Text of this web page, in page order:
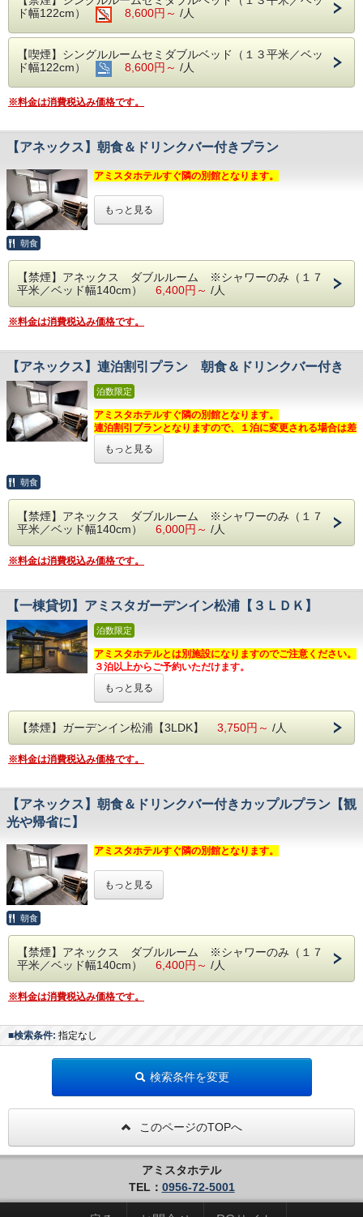
アルコール自販機、おつまみ自販機
【 ２００タイトル以上の映画やドラマが見放題 】
通常１,０００円のところ
全室無料開放中♪
テレビで Youtube の視聴ができ、スマホとのミラーリング
も可能！
【 無料貸出品（数に限り有） 】
携帯・スマホ充電器、アイロン、アイロン台、
ズボンプレッサー、洗濯物干し、追加ハンガー、
当ホテル横に平地の駐車場をご準備しております。
利用料無料！（中型車以上は必ずご連絡ください）
（2.4Ghz には対応しておりません。）
ー、お風呂あがりのジュース、お持ち込みいただいたご夕食
利用ください。
ご提供時間 15:00～22:00
湯沸かしポット、冷蔵庫（空）、ドライヤー、
加湿機能付き空気清浄機、セーフティボックス（金庫）
USBポート付き電源タップ、
ハブラシ、スリッパ、ボディソープ、リンスインシャンプ
ー、人気の部屋着
≫その他、フロントに豊富なフリーアメニティを設置♪
美容液、化粧水、洗顔料、綿棒、入浴剤
【 うれしい館内設備 】
２４時間稼働のコインランドリー
ミネラルウォーターサーバー
アルコール自販機、おつまみ自販機
【 ２００タイトル以上の映画やドラマが見放題 】
通常１,０００円のところ全室無料開放中♪
テレビで Youtube の視聴ができ、スマホとのミラーリング
も可能！
【 無料貸出品（数に限り有） 】
まくら交換サービス、ローデスク（ベッド用パソコンテーブ
携帯・スマホ充電器、アイロン、アイロン台、
当ホテル横に平地の駐車場をご準備しております。
利用料無料！（中型車以上は必ずご連絡ください）
【 インターネット 】
（2.4Ghz には対応しておりません。）
○２００タイトル以上の映画やドラマが見放題
○テレビでYoutube、スマホのミラーリング可
○７８台収容の大型駐車場＆バイク駐車場（３台まで）が無
料
【 朝食バイキング無料サービス 】
パンやごはんをはじめ、数々のおかず、朝カレー、シリアル
メニューなどをご用意しております。 そのほか、スープバ
ュジュース、青汁や牛乳）も無料サービスです。
ドリンクバーは 10:00 まで
【 ドリンク＆スープバーサービス 】
★2024/9/1 新サービス！★
ー、お風呂あがりのジュース、お持ち込みいただいたご夕食
にコーンスープを添えるなど、楽しみ方は様々！ご自由にご
利用ください。
ご提供時間 15:00～22:00
ただけます。
【 豊富な客室備品・アメニティ 】
湯沸かしポット、冷蔵庫（空）、ドライヤー、
加湿機能付き空気清浄機、セーフティボックス（金庫）
USBポート付き電源タップ、
ハブラシ、スリッパ、ボディソープ、リンスインシャンプ
ー、人気の部屋着
≫その他、フロントに豊富なフリーアメニティを設置♪
お茶、紅茶、コーヒー
【 うれしい館内設備 】
ミネラルウォーターサーバー
アサヒスーパードライ 生ビール自販機
【 ２００タイトル以上の映画やドラマが見放題 】
テレビで Youtube の視聴ができ、スマホとのミラーリング
も可能！
【 無料貸出品（数に限り有） 】
まくら交換サービス、ローデスク（ベッド用パソコンテーブ
携帯・スマホ充電器、アイロン、アイロン台、
ズボンプレッサー、洗濯物干し、追加ハンガー、
サンダル、体温計、湯たんぽ、毛布
【 駐車場のご案内 】
利用料無料！（中型車以上は必ずご連絡ください）
【 インターネット 】
（2.4Ghz には対応しておりません。）
色んな店舗を楽しみたい、今日は気分を変えて◯◯を食べた
数日分一緒に使って豪勢にしたい、行きたい店舗が休日だか
ら翌日使おう、
領収書に夕食の記載はしてほしくない・・・などなど
もちろん、宿泊日以外でもご使用いただけます♪
席確保や代理予約は行っておりませんので、大変お手数です
コンビニ派の方はクオカード付きプラン がオススメです！
公共機関でも便利！MR松浦駅おりてすぐ目の前♪
松浦市中心地だから、好アクセス！
お仕事に観光に♪皆様のお越しをお待ちしております♪
-----------------------------------------------------
○ドリンク＆スープバーサービス（15～22時）
○全室セミダブルベッド（122cmサイズ）使用
○全室プラズマクラスター加湿空気清浄機設置
○全室42インチ以上の壁掛けスマートテレビ設置
○禁煙室には空調による寝冷え防止の扇風機設置
○テレビでYoutube、スマホのミラーリング可
料
【 朝食バイキング無料サービス 】
パンやごはんをはじめ、数々のおかず、朝カレー、シリアル
メニューなどをご用意しております。 そのほか、スープバ
営業時間 6:00～09:00（最終入店8:30迄）
ドリンクバーは 10:00 まで
【 ドリンク＆スープバーサービス 】
★2024/9/1 新サービス！★
スープなどのスープバーをご提供しております。
お仕事をしながら、無料映画を見ながらの挽きたてコーヒ
ー、お風呂あがりのジュース、お持ち込みいただいたご夕食
にコーンスープを添えるなど、楽しみ方は様々！ご自由にご
利用ください。
ご提供時間 15:00～22:00
ただけます。
湯沸かしポット、冷蔵庫（空）、ドライヤー、
加湿機能付き空気清浄機、セーフティボックス（金庫）
USBポート付き電源タップ、
≫その他、フロントに豊富なフリーアメニティを設置♪
お茶、紅茶、コーヒー
【 うれしい館内設備 】
２４時間稼働のコインランドリー
ミネラルウォーターサーバー
【 ２００タイトル以上の映画やドラマが見放題 】
通常１,０００円のところ全室無料開放中♪
も可能！
まくら交換サービス、ローデスク（ベッド用パソコンテーブ
ル）
ズボンプレッサー、洗濯物干し、追加ハンガー、
サンダル、体温計、湯たんぽ、毛布
【 駐車場のご案内 】
利用料無料！（中型車以上は必ずご連絡ください）
【 インターネット 】
全室 WiFi 対応！有線LANケーブルもご準備しております。
WiFiは5Ghzか、有線LAN対応機器をご利用ください。
（2.4Ghz には対応しておりません。）
ド幅122cm）
8,600円～ /人
【喫煙】シングルルームセミダブルベッド（１３平米／ベッ
ド幅122cm）
8,600円～ /人
※料金は消費税込み価格です。
【アネックス】朝食＆ドリンクバー付きプラン
アミスタホテルすぐ隣の別館となります。
【 客室について 】
○ 全館禁煙です。喫煙は屋外または本館の喫煙所をご利用く
ださい。
○ サービスアパートメントタイプの
○ 室内に
視聴が可能
○ 靴を脱いでおくつろぎいただけます。
○ セパレートシャワールーム
○ 全室WiFi対応
【 設備・ご案内 】
バスルームは
無料朝食・ドリンクバーはアミスタホテル本館にてご利用い
洗濯洗剤はご持参ください。（施設内で販売も行っておりま
す）
コンロなどの火気類は使用できません。電子レンジをご利用
ください。
「アミスタホテル本館」フロントへお越しください。
【 その他 】
アパートメントタイプですが、消防署の指導により火気類は
フロントへのご連絡はお客様の携帯電話、スマートフォンを
ご利用ください。
パンやごはんをはじめ、数々のおかず、朝カ
レー、シリアルメニューなどをご用意してお
コーンスープ、ビーフコンソメ、クリームチ
ャウダー）や、ドリンクバー（挽きたてコー
無料サービスです。
場所 アミスタホテル本館１Ｆラウンジ
【 ドリンク＆スープバーサービス 】
挽きたてコーヒーや、ジュースなどのドリン
提供しております。
お仕事をしながらの挽きたてコーヒー、お風
ご夕食にコーンスープを添えるなど、楽しみ
方は様々！ご自由にご利用ください。
場所 アミスタホテル本館１Ｆラウンジ
営業時間 15:00～22:00
※スティックタイプのドリンクは、施設
内でもご利用いただけます。
もっと見る
朝食
【禁煙】アネックス ダブルルーム ※シャワーのみ（１７
平米／ベッド幅140cm） 6,400円～ /人
※料金は消費税込み価格です。
【アネックス】連泊割引プラン 朝食＆ドリンクバー付き
泊数限定
アミスタホテルすぐ隣の別館となります。
連泊割引プランとなりますので、１泊に変更される場合は差
＼アミスタホテル アネックス 2025年11月10日オープン！
— 広めの客室に充実設備。ゆったりステイをあなたに。
すべてのお部屋に洗濯機や電子レンジなど連泊、長期宿泊に
便利な設備を取り揃えております。
ださい。
○ サービスアパートメントタイプの
○ 室内に洗濯機を完備
○電子レンジ・冷凍冷蔵庫（２層式 90L）
○５５インチの大画面スマートテレビでYouTubeなどの動画
視聴が可能
○ 靴を脱いでおくつろぎいただけます。
○ セパレートシャワールーム
○ 全室WiFi対応
バスルームは
無料朝食・ドリンクバーはアミスタホテル本館にてご利用い
無料映画（ＶＯＤ）はご利用いただけません
洗濯洗剤はご持参ください。（施設内で販売も行っておりま
駐車場は本館横の平面駐車場をご利用ください。
【 チェックイン・チェックアウト方法 】
アパートメントタイプですが、消防署の指導により火気類は
ご使用できません。
フロントへのご連絡はお客様の携帯電話、スマートフォンを
ご利用ください。
パンやごはんをはじめ、数々のおかず、朝カ
レー、シリアルメニューなどをご用意してお
ります。 そのほか、スープバー（お味噌汁、
コーンスープ、ビーフコンソメ、クリームチ
ヒー、フレッシュジュース、青汁や牛乳）も
無料サービスです。
場所 アミスタホテル本館１Ｆラウンジ
もっと見る
朝食
【禁煙】アネックス ダブルルーム ※シャワーのみ（１７
平米／ベッド幅140cm） 6,000円～ /人
※料金は消費税込み価格です。
【一棟貸切】アミスタガーデンイン松浦【３ＬＤＫ】
泊数限定
アミスタホテルとは別施設になりますのでご注意ください。
３泊以上からご予約いただけます。
長崎県松浦市の市街地に建つ一棟貸しの住宅。
自宅のような空間でくつろぎのひとときを。
便性もありながら、周囲を気にすることなくゆったりとお過
ごしいただけます。
セミダブルベッドの寝室3部屋。家族、恋人、ご友人同士、
数でのご宿泊をお楽しみください。
○全室セミダブルベッド（122cmサイズ）使
用
○全室WiFi対応
○テレビでYouTube等の視聴も可能です。
○洗濯機や浴室乾燥機の利用も無料です。
（洗剤あり）
○駐車場無料 ※大型不可
【 清掃・タオル補充 】
3日に1度（4泊目、7泊目・・・）
【 チェックイン方法 】
別施設「アミスタホテル」にお越しくださ
もっと見る
【禁煙】ガーデンイン松浦【3LDK】 3,750円～ /人
※料金は消費税込み価格です。
【アネックス】朝食＆ドリンクバー付きカップルプラン【観
光や帰省に】
アミスタホテルすぐ隣の別館となります。
幅140cmのダブルベッドでゆったりお過ごしください。
大画面スマートテレビでYouTubeなどの動画視聴も可能。
女性に嬉しいメイク落としや美容液、
シャンプーバーなどのフリーアメニティも充実しています♪
＼アミスタホテル アネックス 2025年11月10日オープン！
「ホテルの快適さに“自分時間”をプラス。」
— 広めの客室に充実設備。ゆったりステイ
をあなたに。
煙所をご利用ください。
○ サービスアパートメントタイプの
ーム（17㎡）
もっと見る
朝食
【禁煙】アネックス ダブルルーム ※シャワーのみ（１７
平米／ベッド幅140cm） 6,400円～ /人
※料金は消費税込み価格です。
■検索条件: 指定なし
検索条件を変更
このページのTOPへ
アミスタホテル
TEL： 0956-72-5001